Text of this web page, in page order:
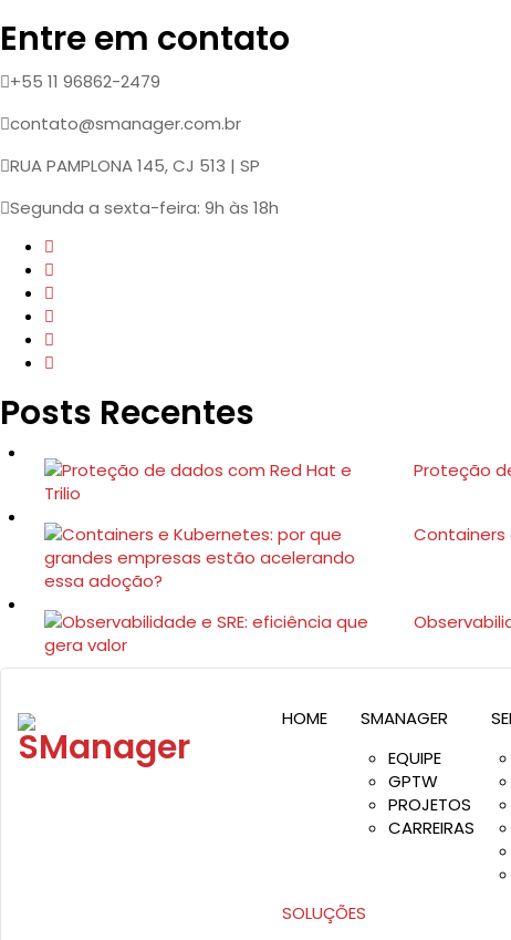
Entre em contato
+55 11 96862-2479
contato@smanager.com.br
RUA PAMPLONA 145, CJ 513 | SP
Segunda a sexta-feira: 9h às 18h
Posts Recentes
Proteção
Containers
HOME
SMANAGER
EQUIPE
GPTW
PROJETOS
CARREIRAS
SOLUÇÕES